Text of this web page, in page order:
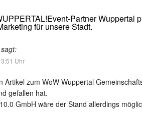
Partner Wuppertal
für unsere Stadt.
sagt:
Uhr
Artikel zum WoW Wuppertal
gefallen hat.
GmbH wäre der Stand allerdings